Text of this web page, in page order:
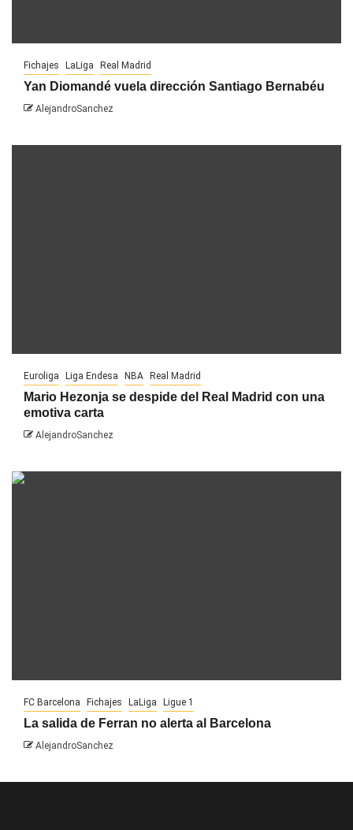
Fichajes LaLiga Real Madrid
Yan Diomandé vuela dirección Santiago Bernabéu
AlejandroSanchez
Euroliga Liga Endesa NBA Real Madrid
Mario Hezonja se despide del Real Madrid con una
emotiva carta
AlejandroSanchez
FC Barcelona Fichajes LaLiga Ligue 1
La salida de Ferran no alerta al Barcelona
AlejandroSanchez